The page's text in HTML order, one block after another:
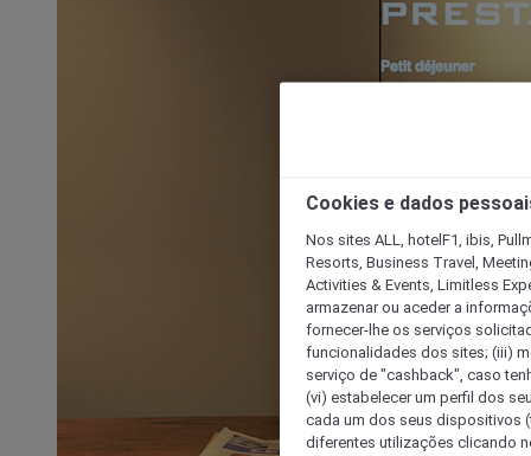
Cookies e dados
Nos sites ALL, hotelF1, ibis,
Resorts, Business Travel,
Activities & Events, Limitless
armazenar ou aceder a
fornecer-lhe os serviços
funcionalidades dos sites; (iii)
serviço de "cashback", caso
(vi) estabelecer um perfil dos
cada um dos seus dispositivos
diferentes utilizações clicando